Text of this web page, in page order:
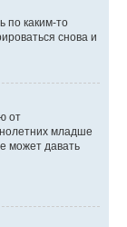
по каким-то
снова и
от
младше
может давать